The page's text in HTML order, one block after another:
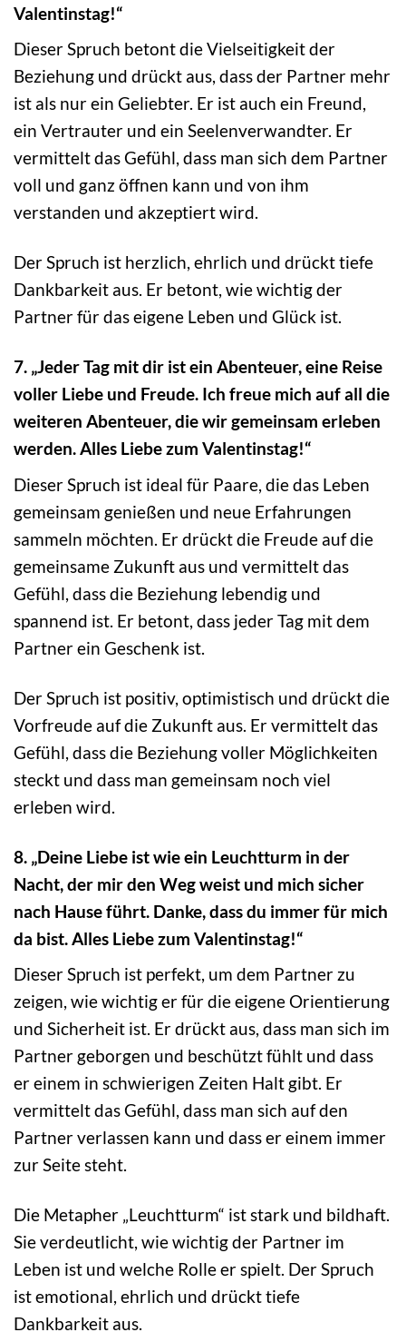
Valentinstag!“
Dieser Spruch betont die Vielseitigkeit der
Beziehung und drückt aus, dass der Partner mehr
ist als nur ein Geliebter. Er ist auch ein Freund,
ein Vertrauter und ein Seelenverwandter. Er
vermittelt das Gefühl, dass man sich dem Partner
voll und ganz öffnen kann und von ihm
verstanden und akzeptiert wird.
Der Spruch ist herzlich, ehrlich und drückt tiefe
Dankbarkeit aus. Er betont, wie wichtig der
Partner für das eigene Leben und Glück ist.
7. „Jeder Tag mit dir ist ein Abenteuer, eine Reise
voller Liebe und Freude. Ich freue mich auf all die
weiteren Abenteuer, die wir gemeinsam erleben
werden. Alles Liebe zum Valentinstag!“
Dieser Spruch ist ideal für Paare, die das Leben
gemeinsam genießen und neue Erfahrungen
sammeln möchten. Er drückt die Freude auf die
gemeinsame Zukunft aus und vermittelt das
Gefühl, dass die Beziehung lebendig und
spannend ist. Er betont, dass jeder Tag mit dem
Partner ein Geschenk ist.
Der Spruch ist positiv, optimistisch und drückt die
Vorfreude auf die Zukunft aus. Er vermittelt das
Gefühl, dass die Beziehung voller Möglichkeiten
steckt und dass man gemeinsam noch viel
erleben wird.
8. „Deine Liebe ist wie ein Leuchtturm in der
Nacht, der mir den Weg weist und mich sicher
nach Hause führt. Danke, dass du immer für mich
da bist. Alles Liebe zum Valentinstag!“
Dieser Spruch ist perfekt, um dem Partner zu
zeigen, wie wichtig er für die eigene Orientierung
und Sicherheit ist. Er drückt aus, dass man sich im
Partner geborgen und beschützt fühlt und dass
er einem in schwierigen Zeiten Halt gibt. Er
vermittelt das Gefühl, dass man sich auf den
Partner verlassen kann und dass er einem immer
zur Seite steht.
Die Metapher „Leuchtturm“ ist stark und bildhaft.
Sie verdeutlicht, wie wichtig der Partner im
Leben ist und welche Rolle er spielt. Der Spruch
ist emotional, ehrlich und drückt tiefe
Dankbarkeit aus.